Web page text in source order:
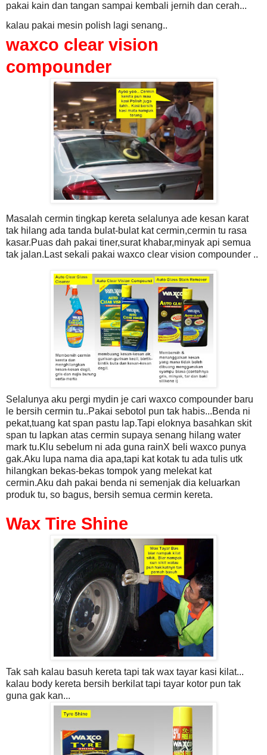
pakai kain dan tangan sampai kembali jernih dan cerah...
kalau pakai mesin polish lagi senang..
waxco clear vision
compounder
Masalah cermin tingkap kereta selalunya ade kesan karat
tak hilang ada tanda bulat-bulat kat cermin,cermin tu rasa
kasar.Puas dah pakai tiner,surat khabar,minyak api semua
tak jalan.Last sekali pakai waxco clear vision compounder ..
Selalunya aku pergi mydin je cari waxco compounder baru
le bersih cermin tu..Pakai sebotol pun tak habis...Benda ni
pekat,tuang kat span pastu lap.Tapi eloknya basahkan skit
span tu lapkan atas cermin supaya senang hilang water
mark tu.Klu sebelum ni ada guna rainX beli waxco punya
gak.Aku lupa nama dia apa,tapi kat kotak tu ada tulis utk
hilangkan bekas-bekas tompok yang melekat kat
cermin.Aku dah pakai benda ni semenjak dia keluarkan
produk tu, so bagus, bersih semua cermin kereta.
Wax Tire Shine
Tak sah kalau basuh kereta tapi tak wax tayar kasi kilat...
kalau body kereta bersih berkilat tapi tayar kotor pun tak
guna gak kan...